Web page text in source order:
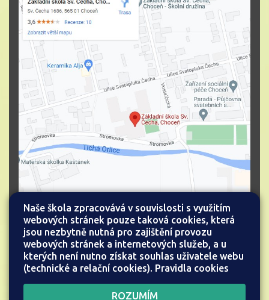
Všechna práva vyhrazena.
Web školy
Naše škola zpracovává v souvislosti s využitím
webových stránek pouze taková cookies, která
jsou nezbytně nutná pro zajištění provozu
webových stránek a internetových služeb, a u
kterých není nutno získat souhlas uživatele webu
(technické a relační cookies). Pravidla cookies
ROZUMÍM